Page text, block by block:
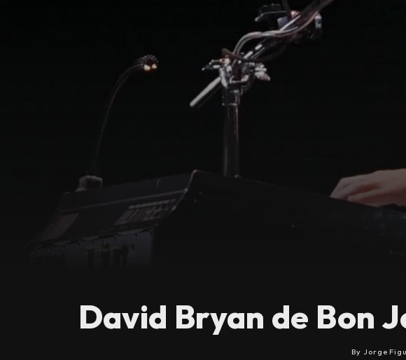
David Bryan de Bon
By Jorge